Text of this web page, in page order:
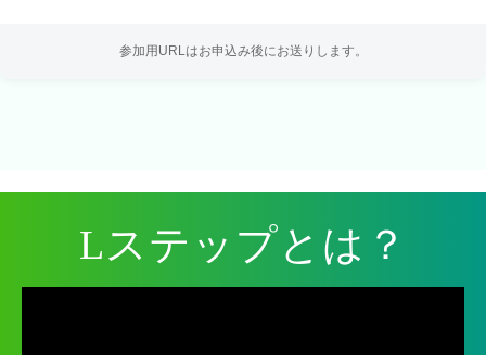
参加用URLはお申込み後にお送りします。
Lステップとは？